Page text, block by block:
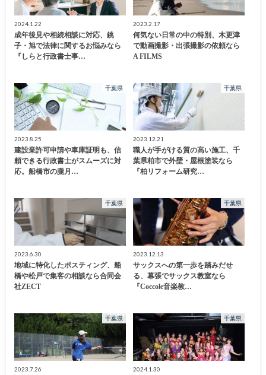
2024.1.22
成年後見や相続相談に対応、銚
子・旭で法律に関するお悩みなら
『しらと行政書士事…
2023.2.17
何気ない日常の中の特別、木更津
で動画撮影・出張撮影の依頼なら
A FILMS
千葉県
2023.8.25
建設業許可申請や車庫証明も、信
頼できる行政書士がスムーズに対
応。船橋市の朧月…
千葉県
2023.12.21
職人が手がける質の高い施工、千
葉県柏市で外壁・屋根塗装なら
『柏リフォーム研究…
千葉県
2023.6.30
地域に特化したポスティング、船
橋や松戸で集客の相談なら合同会
社ZECT
千葉県
2023.12.13
サックスへの第一歩を踏みだせ
る、幕張でサックス教室なら
『Coccole音楽教…
千葉県
2023.7.26
千葉県
2024.1.30